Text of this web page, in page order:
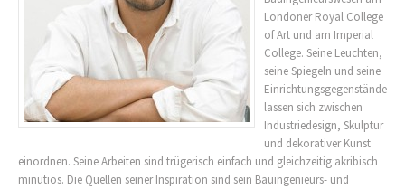
Londoner Royal College
of Art und am Imperial
College. Seine Leuchten,
seine Spiegeln und seine
Einrichtungsgegenstände
lassen sich zwischen
Industriedesign, Skulptur
und dekorativer Kunst
einordnen. Seine Arbeiten sind trügerisch einfach und gleichzeitig akribisch
minutiös. Die Quellen seiner Inspiration sind sein Bauingenieurs- und